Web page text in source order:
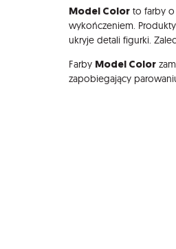
Opis
Model Color to farby o
wykończeniem.
ukryje detali figurki.
Farby Model Color
zapobiegający